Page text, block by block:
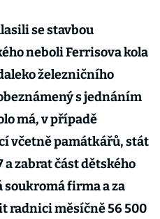
se stavbou
neboli Ferrisova kola
železničního
s jednáním
má, v případě
včetně památkářů, stát
a zabrat část dětského
soukromá firma a za
radnici měsíčně 56 500